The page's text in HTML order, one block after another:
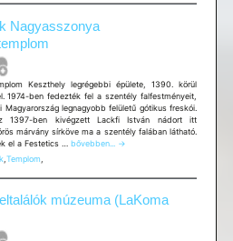
Múzeum
Nagyasszonya
Keszthely legrégebbi épülete, 1390. körül
1974-ben fedezték fel a szentély falfestményeit,
Magyarország legnagyobb felületű gótikus freskói.
1397-ben kivégzett Lackfi István nádort itt
márvány sírköve ma a szentély falában látható.
el a Festetics … Magyarok
bővebben...
→
, Templom
múzeuma (LaKoma